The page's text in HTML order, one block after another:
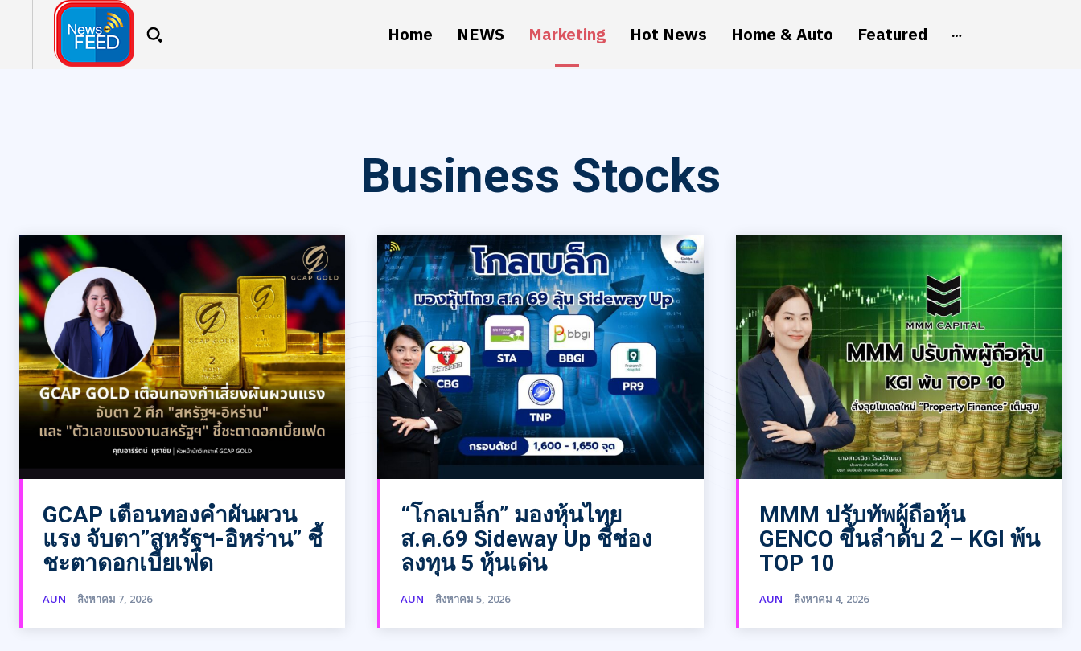
Home NEWS Marketing Hot News Home & Auto Featured
Business Stocks
GCAP เตือนทองคำผันผวน
แรง จับตา”สหรัฐฯ-อิหร่าน” ชี้
ชะตาดอกเบี้ยเฟด
AUN - สิงหาคม 7, 2026
“โกลเบล็ก” มองหุ้นไทย
ส.ค.69 Sideway Up ชี้ช่อง
ลงทุน 5 หุ้นเด่น
AUN - สิงหาคม 5, 2026
MMM ปรับทัพผู้ถือหุ้น
GENCO ขึ้นลำดับ 2 – KGI พ้น
TOP 10
AUN - สิงหาคม 4, 2026